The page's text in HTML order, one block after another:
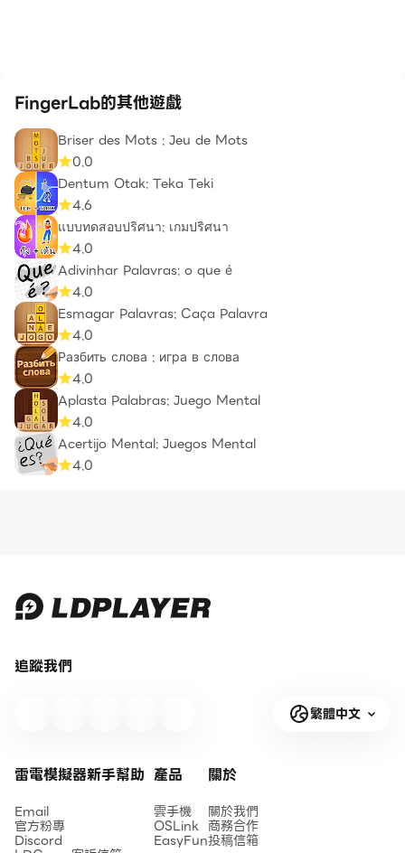
FingerLab的其他遊戲
Briser des Mots : Jeu de Mots
0.0
Dentum Otak: Teka Teki
4.6
แบบทดสอบปริศนา: เกมปริศนา
4.0
Adivinhar Palavras: o que é
4.0
Esmagar Palavras: Caça Palavra
4.0
Разбить слова : игра в слова
4.0
Aplasta Palabras: Juego Mental
4.0
Acertijo Mental: Juegos Mental
4.0
追蹤我們
繁體中文
雷電模擬器新手幫助
Email
官方粉專
Discord
產品
雲手機
OSLink
EasyFun
關於
關於我們
商務合作
投稿信箱